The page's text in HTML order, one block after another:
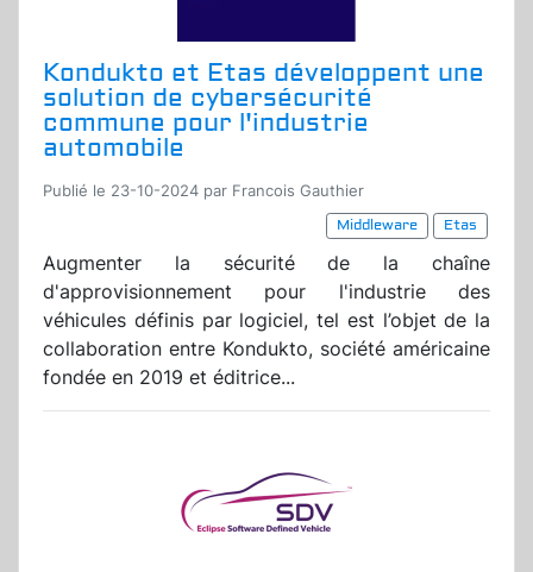
Kondukto et Etas développent une
solution de cybersécurité
commune pour l'industrie
automobile
Publié le 23-10-2024 par Francois Gauthier
Middleware
Etas
Augmenter la sécurité de la chaîne
d'approvisionnement pour l'industrie des
véhicules définis par logiciel, tel est l’objet de la
collaboration entre Kondukto, société américaine
fondée en 2019 et éditrice...